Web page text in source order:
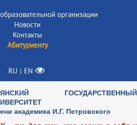
организации
Новости
Контакты
Абитуриенту
RU | EN
ГОСУДАРСТВЕННЫЙ
академика И.Г. Петровского